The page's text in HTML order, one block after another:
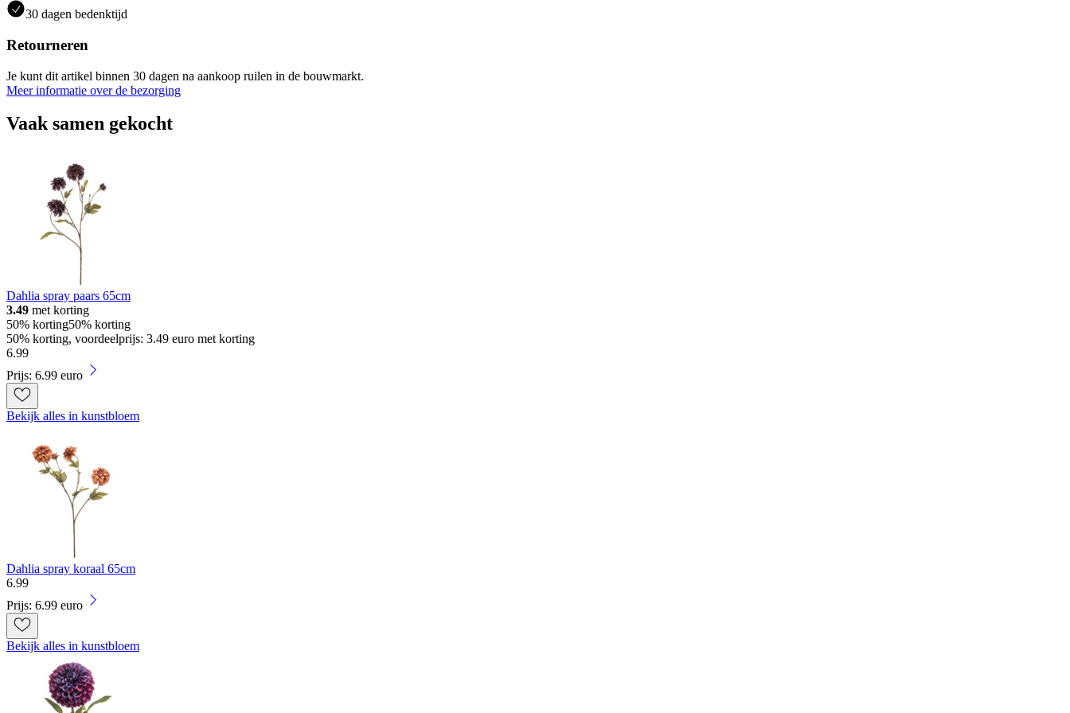
30 dagen bedenktijd
Retourneren
Je kunt dit artikel binnen 30 dagen na aankoop ruilen in de bouwmarkt.
Meer informatie over de bezorging
Vaak samen gekocht
Dahlia spray paars 65cm
3.49 met korting
50% korting50% korting
50% korting, voordeelprijs: 3.49 euro met korting
6.99
Prijs: 6.99 euro
Bekijk alles in kunstbloem
Dahlia spray koraal 65cm
6.99
Prijs: 6.99 euro
Bekijk alles in kunstbloem